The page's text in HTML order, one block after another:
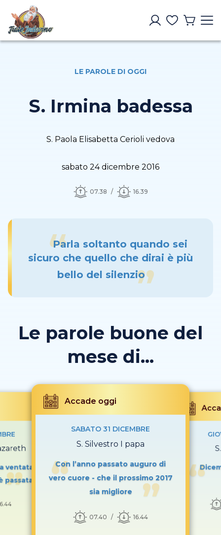
LE PAROLE DI OGGI
S. Irmina badessa
S. Paola Elisabetta Cerioli vedova
sabato 24 dicembre 2016
07.38 16.39
Parla soltanto quando sei
sicuro che quello che dirai è più
bello del silenzio
Le parole buone del
mese di...
ventata,
passata
Accade oggi
SABATO 31 DICEMBRE
S. Silvestro I papa
Con l’anno passato auguro di
vero cuore - che il prossimo 2017
sia migliore
07.40 16.44